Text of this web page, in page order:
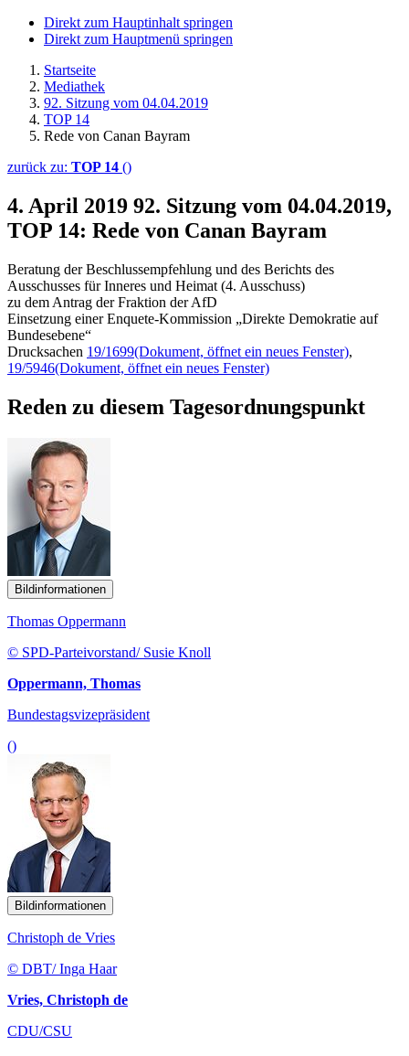
Direkt zum Hauptinhalt springen
Direkt zum Hauptmenü springen
Startseite
Mediathek
92. Sitzung vom 04.04.2019
TOP 14
Rede von Canan Bayram
zurück zu: TOP 14 ()
4. April 2019 92. Sitzung vom 04.04.2019,
TOP 14: Rede von Canan Bayram
Beratung der Beschlussempfehlung und des Berichts des
Ausschusses für Inneres und Heimat (4. Ausschuss)
zu dem Antrag der Fraktion der AfD
Einsetzung einer Enquete-Kommission „Direkte Demokratie auf
Bundesebene“
Drucksachen 19/1699(Dokument, öffnet ein neues Fenster),
19/5946(Dokument, öffnet ein neues Fenster)
Reden zu diesem Tagesordnungspunkt
Bildinformationen
Thomas Oppermann
© SPD-Parteivorstand/ Susie Knoll
Oppermann, Thomas
Bundestagsvizepräsident
()
Bildinformationen
Christoph de Vries
© DBT/ Inga Haar
Vries, Christoph de
CDU/CSU